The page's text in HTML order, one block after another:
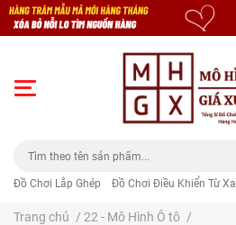
Đồ Chơi Lắp Ghép Đồ Chơi Điều Khiển Từ Xa
Trang chủ / 22 - Mô Hình Ô tô /